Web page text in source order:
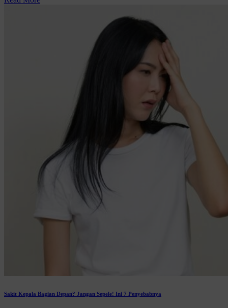
Sakit Kepala Bagian Depan? Jangan Sepele! Ini 7 Penyebabnya